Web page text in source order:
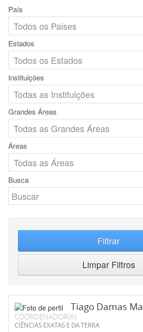
País
Estados
Instituições
Grandes Áreas
Áreas
Busca
Filtrar
Limpar Filtros
Tiago Damas
COORDENADOR(A)
CIÊNCIAS EXATAS E DA TERRA